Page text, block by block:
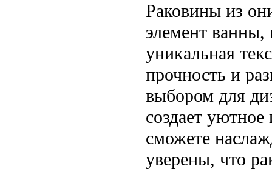
Раковины из
элемент
уникальная
прочность и
выбором для
создает
сможете
уверены, что